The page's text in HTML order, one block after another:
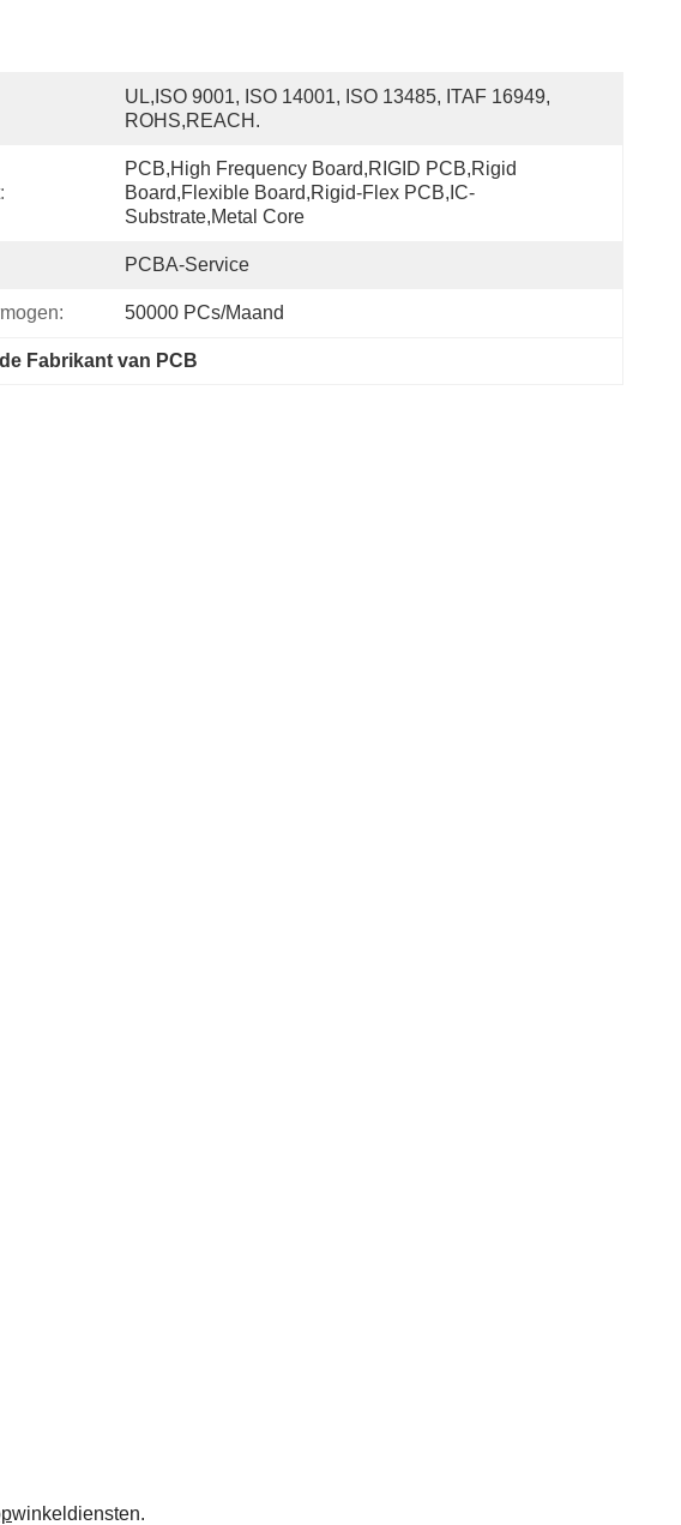
UL,ISO 9001, ISO 14001, ISO 13485, ITAF 16949,
ROHS,REACH.
PCB,High Frequency Board,RIGID PCB,Rigid
Board,Flexible Board,Rigid-Flex PCB,IC-
Substrate,Metal Core
PCBA-Service
50000 PCs/maand
Fabrikant van PCB
winkeldiensten.